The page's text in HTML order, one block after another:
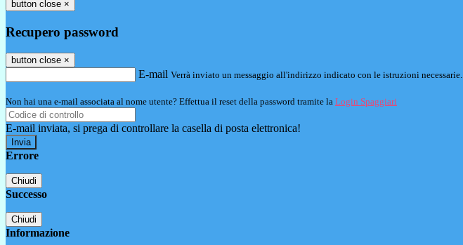
button close ×
Recupero password
button close ×
E-mail Verrà inviato un messaggio all'indirizzo indicato con le istruzioni necessarie.
Non hai una e-mail associata al nome utente? Effettua il reset della password tramite la Login Spaggiari
E-mail inviata, si prega di controllare la casella di posta elettronica!
Errore
Chiudi
Successo
Chiudi
Informazione